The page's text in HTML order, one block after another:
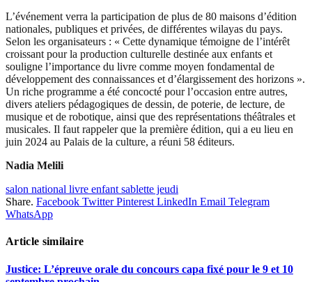
L’événement verra la participation de plus de 80 maisons d’édition
nationales, publiques et privées, de différentes wilayas du pays.
Selon les organisateurs : « Cette dynamique témoigne de l’intérêt
croissant pour la production culturelle destinée aux enfants et
souligne l’importance du livre comme moyen fondamental de
développement des connaissances et d’élargissement des horizons ».
Un riche programme a été concocté pour l’occasion entre autres,
divers ateliers pédagogiques de dessin, de poterie, de lecture, de
musique et de robotique, ainsi que des représentations théâtrales et
musicales. Il faut rappeler que la première édition, qui a eu lieu en
juin 2024 au Palais de la culture, a réuni 58 éditeurs.
Nadia Melili
salon national livre enfant sablette jeudi
Share. Facebook Twitter Pinterest LinkedIn Email Telegram
WhatsApp
Article similaire
Justice: L’épreuve orale du concours capa fixé pour le 9 et 10